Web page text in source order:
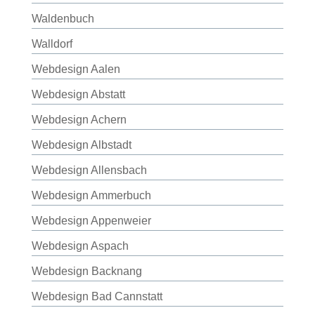
Waldenbuch
Walldorf
Webdesign Aalen
Webdesign Abstatt
Webdesign Achern
Webdesign Albstadt
Webdesign Allensbach
Webdesign Ammerbuch
Webdesign Appenweier
Webdesign Aspach
Webdesign Backnang
Webdesign Bad Cannstatt